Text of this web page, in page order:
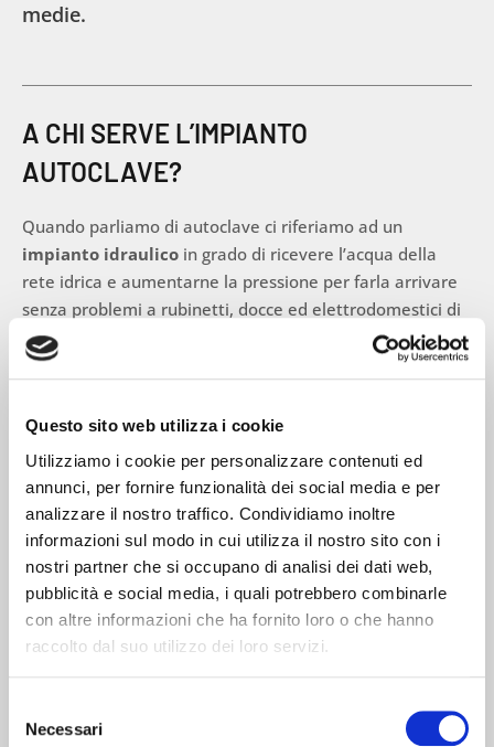
Questo sito web utilizza i cookie
Utilizziamo i cookie per personalizzare contenuti ed
annunci, per fornire funzionalità dei social media e per
analizzare il nostro traffico. Condividiamo inoltre
informazioni sul modo in cui utilizza il nostro sito con i
nostri partner che si occupano di analisi dei dati web,
pubblicità e social media, i quali potrebbero combinarle
con altre informazioni che ha fornito loro o che hanno
raccolto dal suo utilizzo dei loro servizi.
delNecessari
medie.
A CHI SERVE L’IMPIANTO
AUTOCLAVE?
Quando parliamo di autoclave ci riferiamo ad un
impianto idraulico in grado di ricevere l’acqua della
rete idrica e aumentarne la pressione per farla arrivare
senza problemi a rubinetti, docce ed elettrodomestici di
ciascuna abitazione del palazzo.
In questo modo si garantisce, anche a chi abita ai piani
una portata d’acqua sufficiente per qualsiasi attività
I VANTAGGI DELL’IMPIANTO
AUTOCLAVE
In passato, per risolvere i problemi di pressione idrica e
impianto autoclave è una soluzione molto più